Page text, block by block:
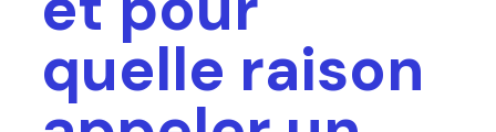
quelle raison